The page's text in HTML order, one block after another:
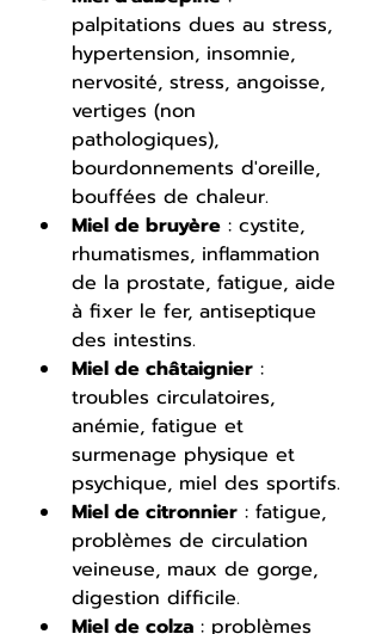
palpitations dues au stress,
hypertension, insomnie,
nervosité, stress, angoisse,
vertiges (non
pathologiques),
bourdonnements d'oreille,
bouffées de chaleur.
Miel de bruyère : cystite,
rhumatismes, inflammation
de la prostate, fatigue, aide
à fixer le fer, antiseptique
des intestins.
Miel de châtaignier :
troubles circulatoires,
anémie, fatigue et
surmenage physique et
psychique, miel des sportifs.
Miel de citronnier : fatigue,
problèmes de circulation
veineuse, maux de gorge,
digestion difficile.
Miel de colza : problèmes